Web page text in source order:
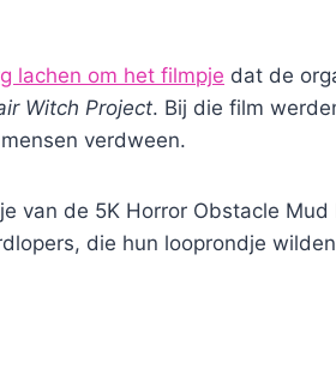
lachen om het filmpje dat de
Witch Project. Bij die film
verdween.
van de 5K Horror Obstacle
die hun looprondje